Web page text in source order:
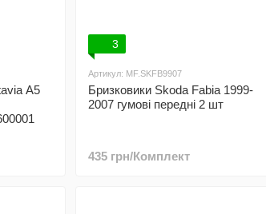
A5
3
Артикул: MF.SKFB9907
Бризковики Skoda Fabia 1999-
2007 гумові передні 2 шт
435 грн/Комплект